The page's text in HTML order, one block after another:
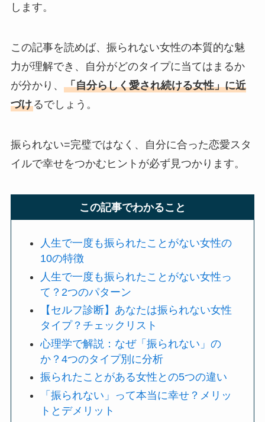
します。
この記事を読めば、振られない女性の本質的な魅
力が理解でき、自分がどのタイプに当てはまるか
が分かり、 「自分らしく愛され続ける女性」に近
づけるでしょう。
振られない=完璧ではなく、自分に合った恋愛スタ
イルで幸せをつかむヒントが必ず見つかります。
この記事でわかること
人生で一度も振られたことがない女性の
10の特徴
人生で一度も振られたことがない女性っ
て？2つのパターン
【セルフ診断】あなたは振られない女性
タイプ？チェックリスト
心理学で解説：なぜ「振られない」の
か？4つのタイプ別に分析
振られたことがある女性との5つの違い
「振られない」って本当に幸せ？メリッ
トとデメリット